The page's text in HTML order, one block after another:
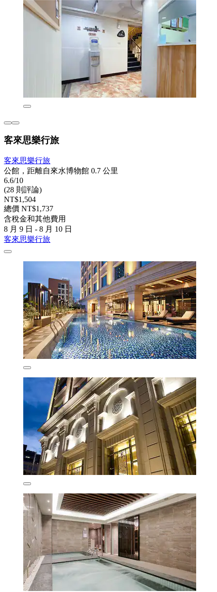
客來思樂行旅
客來思樂行旅
公館，距離自來水博物館 0.7 公里
6.6/10
(28 則評論)
NT$1,504
總價 NT$1,737
含稅金和其他費用
8 月 9 日 - 8 月 10 日
客來思樂行旅